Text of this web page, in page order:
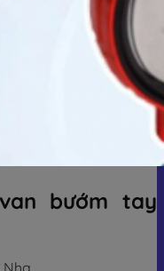
bướm tay
Nha